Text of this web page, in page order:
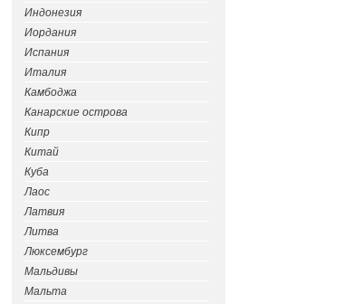
Индонезия
Иордания
Испания
Италия
Камбоджа
Канарские острова
Кипр
Китай
Куба
Лаос
Латвия
Литва
Люксембург
Мальдивы
Мальта